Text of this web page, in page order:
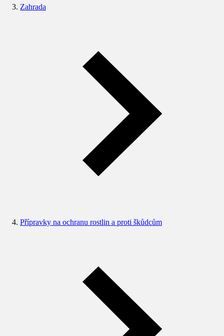
Zahrada
Přípravky na ochranu rostlin a proti škůdcům